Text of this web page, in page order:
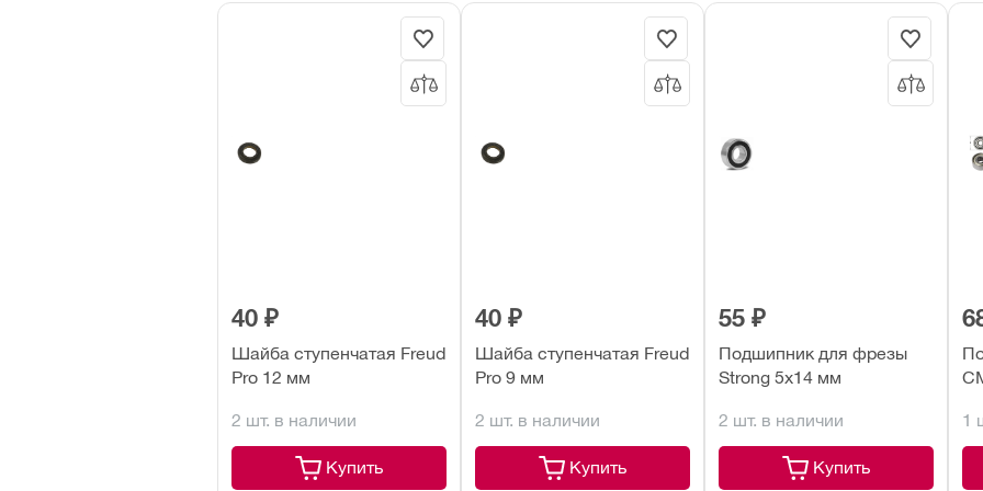
40 ₽
Шайба ступенчатая Freud
Pro 12 мм
2 шт. в наличии
Купить
40 ₽
Шайба ступенчатая Freud
Pro 9 мм
2 шт. в наличии
Купить
55 ₽
Подшипник для фрезы
Strong 5х14 мм
2 шт. в наличии
Купить
1